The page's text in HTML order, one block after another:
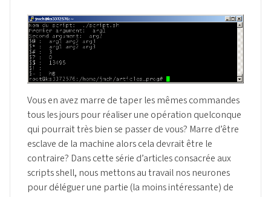
Vous en avez marre de taper les mêmes commandes
tous les jours pour réaliser une opération quelconque
qui pourrait très bien se passer de vous? Marre d’être
esclave de la machine alors cela devrait être le
contraire? Dans cette série d’articles consacrée aux
scripts shell, nous mettons au travail nos neurones
pour déléguer une partie (la moins intéressante) de